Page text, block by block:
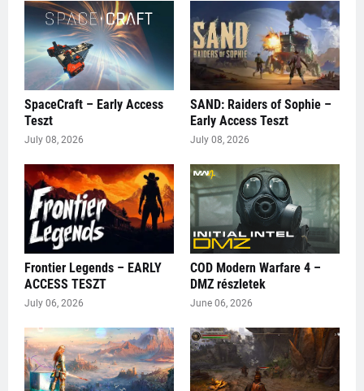
SpaceCraft – Early Access
Teszt
July 08, 2026
SAND: Raiders of Sophie –
Early Access Teszt
July 08, 2026
Frontier Legends – EARLY
ACCESS TESZT
July 06, 2026
COD Modern Warfare 4 –
DMZ részletek
June 06, 2026